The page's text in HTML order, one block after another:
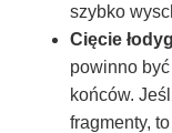
szybko
Cięcie
powinno
końców.
fragmenty,